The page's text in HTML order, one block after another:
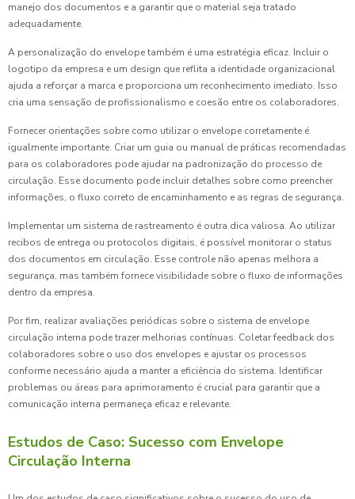
manejo dos documentos e a garantir que o material seja tratado
adequadamente.
A personalização do envelope também é uma estratégia eficaz. Incluir o
logotipo da empresa e um design que reflita a identidade organizacional
ajuda a reforçar a marca e proporciona um reconhecimento imediato. Isso
cria uma sensação de profissionalismo e coesão entre os colaboradores.
Fornecer orientações sobre como utilizar o envelope corretamente é
igualmente importante. Criar um guia ou manual de práticas recomendadas
para os colaboradores pode ajudar na padronização do processo de
circulação. Esse documento pode incluir detalhes sobre como preencher
informações, o fluxo correto de encaminhamento e as regras de segurança.
Implementar um sistema de rastreamento é outra dica valiosa. Ao utilizar
recibos de entrega ou protocolos digitais, é possível monitorar o status
dos documentos em circulação. Esse controle não apenas melhora a
segurança, mas também fornece visibilidade sobre o fluxo de informações
dentro da empresa.
Por fim, realizar avaliações periódicas sobre o sistema de envelope
circulação interna pode trazer melhorias contínuas. Coletar feedback dos
colaboradores sobre o uso dos envelopes e ajustar os processos
conforme necessário ajuda a manter a eficiência do sistema. Identificar
problemas ou áreas para aprimoramento é crucial para garantir que a
comunicação interna permaneça eficaz e relevante.
Estudos de Caso: Sucesso com Envelope
Circulação Interna